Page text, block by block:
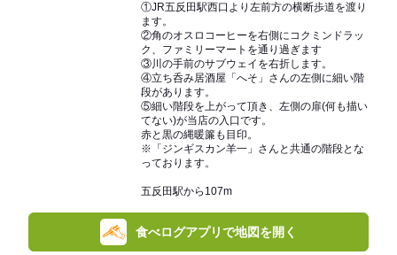
①JR五反田駅西口より左前方の横断歩道を渡り
ます。
②角のオスロコーヒーを右側にコクミンドラッ
ク、ファミリーマートを通り過ぎます
③川の手前のサブウェイを右折します。
④立ち呑み居酒屋「へそ」さんの左側に細い階
段があります。
⑤細い階段を上がって頂き、左側の扉(何も描い
てない)が当店の入口です。
赤と黒の縄暖簾も目印。
※「ジンギスカン羊一」さんと共通の階段とな
っております。
五反田駅から107m
食べログアプリで地図を開く